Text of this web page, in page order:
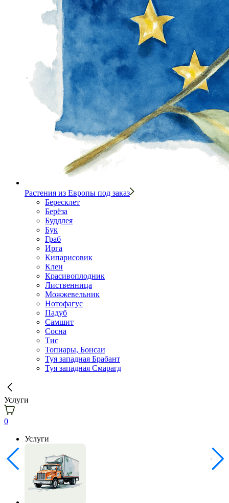
Растения из Европы под заказ
Бересклет
Берёза
Буддлея
Бук
Граб
Ирга
Кипарисовик
Клен
Красивоплодник
Лиственница
Можжевельник
Нотофагус
Падуб
Самшит
Сосна
Тис
Топиары, Бонсаи
Туя западная Брабант
Туя западная Смарагд
Услуги
0
Услуги